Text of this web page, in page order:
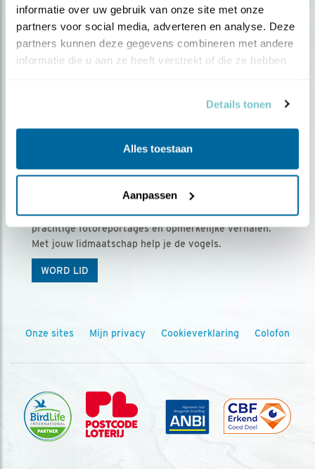
informatie over uw gebruik van onze site met onze
partners voor social media, adverteren en analyse. Deze
partners kunnen deze gegevens combineren met andere
informatie die u aan ze heeft verstrekt of die ze hebben
Details tonen
Alles toestaan
Aanpassen
Ontvang 5 x Vogels voor € 36,00 per jaar
Vogels is het tijdschrift voor onze leden, met
prachtige fotoreportages en opmerkelijke verhalen.
Met jouw lidmaatschap help je de vogels.
WORD LID
Onze sites Mijn privacy Cookieverklaring Colofon